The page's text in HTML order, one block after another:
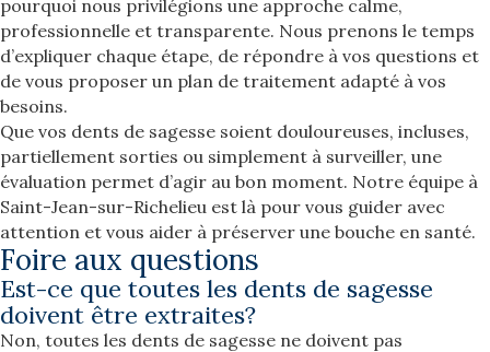
pourquoi nous privilégions une approche calme,
professionnelle et transparente. Nous prenons le temps
d’expliquer chaque étape, de répondre à vos questions et
de vous proposer un plan de traitement adapté à vos
besoins.
Que vos dents de sagesse soient douloureuses, incluses,
partiellement sorties ou simplement à surveiller, une
évaluation permet d’agir au bon moment. Notre équipe à
Saint-Jean-sur-Richelieu est là pour vous guider avec
attention et vous aider à préserver une bouche en santé.
Foire aux questions
Est-ce que toutes les dents de sagesse
doivent être extraites?
Non, toutes les dents de sagesse ne doivent pas